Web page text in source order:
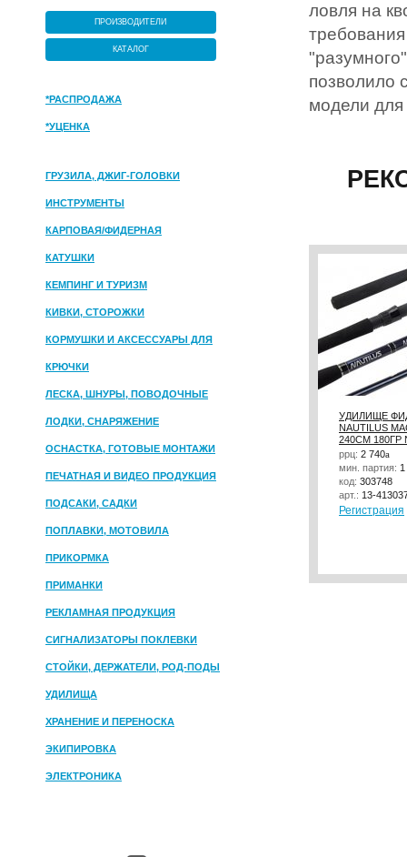
ПРОИЗВОДИТЕЛИ
КАТАЛОГ
*РАСПРОДАЖА
*УЦЕНКА
ГРУЗИЛА, ДЖИГ-ГОЛОВКИ
ИНСТРУМЕНТЫ
КАРПОВАЯ/ФИДЕРНАЯ
КАТУШКИ
КЕМПИНГ И ТУРИЗМ
КИВКИ, СТОРОЖКИ
КОРМУШКИ И АКСЕССУАРЫ ДЛЯ
ПРИКОРМКИ
КРЮЧКИ
ЛЕСКА, ШНУРЫ, ПОВОДОЧНЫЕ
МАТЕРИАЛЫ
ЛОДКИ, СНАРЯЖЕНИЕ
ОСНАСТКА, ГОТОВЫЕ МОНТАЖИ
ПЕЧАТНАЯ И ВИДЕО ПРОДУКЦИЯ
ПОДСАКИ, САДКИ
ПОПЛАВКИ, МОТОВИЛА
ПРИКОРМКА
ПРИМАНКИ
РЕКЛАМНАЯ ПРОДУКЦИЯ
СИГНАЛИЗАТОРЫ ПОКЛЕВКИ
СТОЙКИ, ДЕРЖАТЕЛИ, РОД-ПОДЫ
УДИЛИЩА
ХРАНЕНИЕ И ПЕРЕНОСКА
ЭКИПИРОВКА
ЭЛЕКТРОНИКА
ловля на
позволило
модели
УДИЛИЩЕ
NAUTILUS
240СМ 180ГР
ррц: 2 740a
мин. партия: 1
код: 303748
арт.: 13-
Регистрация